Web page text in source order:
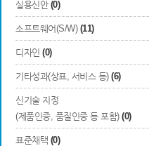
실용신안 (0)
소프트웨어(S/W) (11)
디자인 (0)
기타성과(상표, 서비스 등) (6)
신기술 지정
(제품인증, 품질인증 등 포함) (0)
표준채택 (0)
과제명
주관연구기관